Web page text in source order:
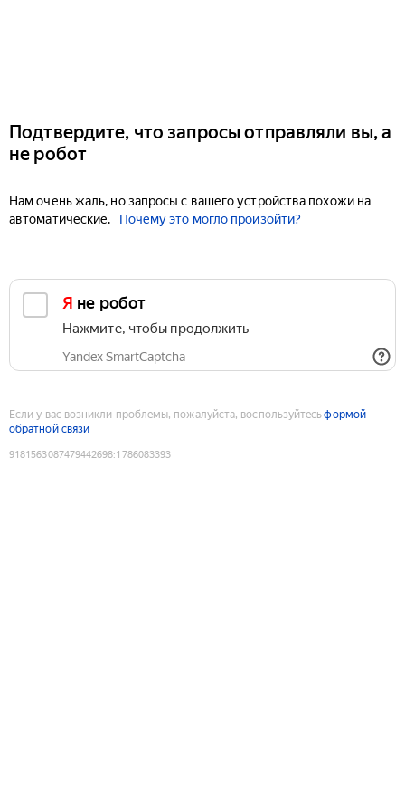
Подтвердите, что запросы отправляли вы, а
не робот
Нам очень жаль, но запросы с вашего устройства похожи на
автоматические.
Почему это могло произойти?
Я не робот
Нажмите, чтобы продолжить
Yandex SmartCaptcha
Если у вас возникли проблемы, пожалуйста, воспользуйтесьформой
обратной связи
9181563087479442698:1786083393